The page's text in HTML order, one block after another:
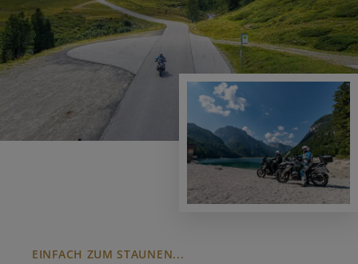
EINFACH ZUM STAUNEN...